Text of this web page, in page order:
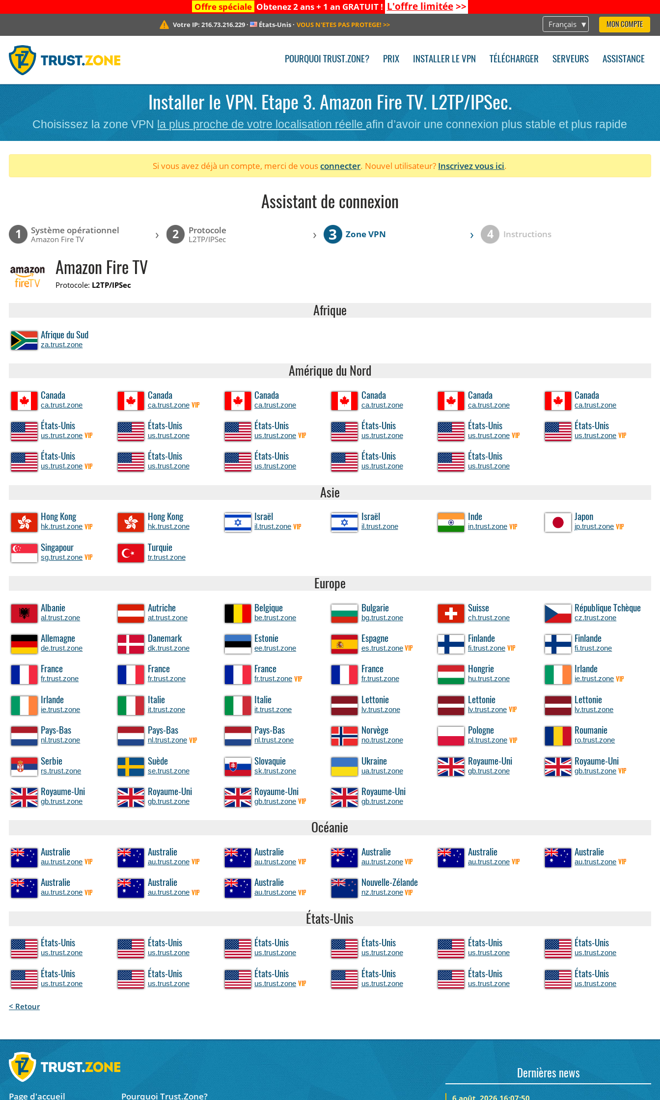
Offre spéciale Obtenez 2 ans + 1 an GRATUIT ! L'offre limitée>>
Français MON COMPTE
Votre IP: 216.73.216.229· États-Unis· VOUS N'ETES PAS PROTEGE! >>
POURQUOI TRUST.ZONE? PRIX INSTALLER LE VPN TÉLÉCHARGER SERVEURS ASSISTANCE
Installer le VPN. Etape 3. Amazon Fire TV. L2TP/IPSec.
Choisissez la zone VPN la plus proche de votre localisation réelle afin d’avoir une connexion plus stable et plus rapide
Si vous avez déjà un compte, merci de vousconnecter. Nouvel utilisateur? Inscrivez vous ici.
Assistant de connexion
1 Système opérationnel
Amazon Fire TV › 2 Protocole
L2TP/IPSec › 3 Zone VPN › 4 Instructions
Amazon Fire TV
Protocole: L2TP/IPSec
Afrique
Afrique du Sud
za.trust.zone
Amérique du Nord
Canada
ca.trust.zone
Canada
ca.trust.zone VIP
Canada
ca.trust.zone
Canada
ca.trust.zone
Canada
ca.trust.zone
Canada
ca.trust.zone
États-Unis
us.trust.zone VIP
États-Unis
us.trust.zone
États-Unis
us.trust.zone VIP
États-Unis
us.trust.zone
États-Unis
us.trust.zone VIP
États-Unis
us.trust.zone VIP
États-Unis
us.trust.zone VIP
États-Unis
us.trust.zone
États-Unis
us.trust.zone
États-Unis
us.trust.zone
États-Unis
us.trust.zone
Asie
Hong Kong
hk.trust.zone VIP
Hong Kong
hk.trust.zone
Israël
il.trust.zone VIP
Israël
il.trust.zone
Inde
in.trust.zone VIP
Japon
jp.trust.zone VIP
Singapour
sg.trust.zone VIP
Turquie
tr.trust.zone
Europe
Albanie
al.trust.zone
Autriche
at.trust.zone
Belgique
be.trust.zone
Bulgarie
bg.trust.zone
Suisse
ch.trust.zone
République Tchèque
cz.trust.zone
Allemagne
de.trust.zone
Danemark
dk.trust.zone
Estonie
ee.trust.zone
Espagne
es.trust.zone VIP
Finlande
fi.trust.zone VIP
Finlande
fi.trust.zone
France
fr.trust.zone
France
fr.trust.zone
France
fr.trust.zone VIP
France
fr.trust.zone
Hongrie
hu.trust.zone
Irlande
ie.trust.zone VIP
Irlande
ie.trust.zone
Italie
it.trust.zone
Italie
it.trust.zone
Lettonie
lv.trust.zone
Lettonie
lv.trust.zone VIP
Lettonie
lv.trust.zone
Pays-Bas
nl.trust.zone
Pays-Bas
nl.trust.zone VIP
Pays-Bas
nl.trust.zone
Norvège
no.trust.zone
Pologne
pl.trust.zone VIP
Roumanie
ro.trust.zone
Serbie
rs.trust.zone
Suède
se.trust.zone
Slovaquie
sk.trust.zone
Ukraine
ua.trust.zone
Royaume-Uni
gb.trust.zone
Royaume-Uni
gb.trust.zone VIP
Royaume-Uni
gb.trust.zone
Royaume-Uni
gb.trust.zone
Royaume-Uni
gb.trust.zone VIP
Royaume-Uni
gb.trust.zone
Océanie
Australie
au.trust.zone VIP
Australie
au.trust.zone VIP
Australie
au.trust.zone VIP
Australie
au.trust.zone VIP
Australie
au.trust.zone VIP
Australie
au.trust.zone VIP
Australie
au.trust.zone VIP
Australie
au.trust.zone VIP
Australie
au.trust.zone VIP
Nouvelle-Zélande
nz.trust.zone VIP
États-Unis
États-Unis
us.trust.zone
États-Unis
us.trust.zone
États-Unis
us.trust.zone
États-Unis
us.trust.zone
États-Unis
us.trust.zone
États-Unis
us.trust.zone
États-Unis
us.trust.zone
États-Unis
us.trust.zone
États-Unis
us.trust.zone VIP
États-Unis
us.trust.zone
États-Unis
us.trust.zone
États-Unis
us.trust.zone
< Retour
Page d'accueil Pourquoi Trust.Zone?
Dernières news